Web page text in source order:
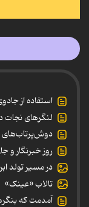
استفاده از
لنگرهای نجات
دوش‌پرتاب‌های
روز خبرنگار و
در مسیر تولد
تالاب «عینک»
آمدمت که